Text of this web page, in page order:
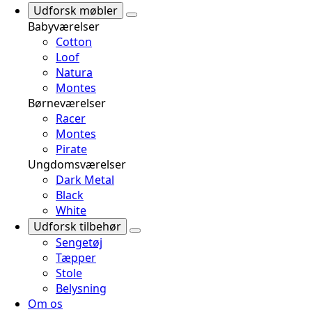
Udforsk møbler
Babyværelser
Cotton
Loof
Natura
Montes
Børneværelser
Racer
Montes
Pirate
Ungdomsværelser
Dark Metal
Black
White
Udforsk tilbehør
Sengetøj
Tæpper
Stole
Belysning
Om os